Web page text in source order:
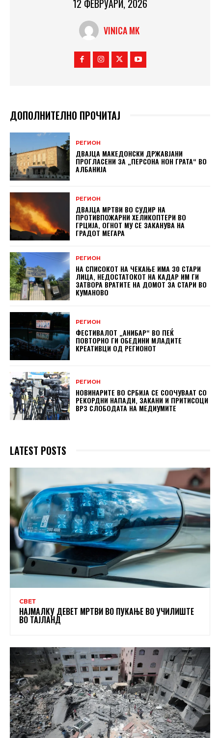
12 ФЕВРУАРИ, 2026
VINICA MK
ДОПОЛНИТЕЛНО ПРОЧИТАЈ
РЕГИОН
ДВАЈЦА МАКЕДОНСКИ ДРЖАВЈАНИ
ПРОГЛАСЕНИ ЗА „ПЕРСОНА НОН ГРАТА“ ВО
АЛБАНИЈА
РЕГИОН
ДВАЈЦА МРТВИ ВО СУДИР НА
ПРОТИВПОЖАРНИ ХЕЛИКОПТЕРИ ВО
ГРЦИЈА, ОГНОТ МУ СЕ ЗАКАНУВА НА
ГРАДОТ МЕГАРА
РЕГИОН
НА СПИСОКОТ НА ЧЕКАЊЕ ИМА 30 СТАРИ
ЛИЦА, НЕДОСТАТОКОТ НА КАДАР ИМ ГИ
ЗАТВОРА ВРАТИТЕ НА ДОМОТ ЗА СТАРИ ВО
КУМАНОВО
РЕГИОН
ФЕСТИВАЛОТ „АНИБАР“ ВО ПЕЌ
ПОВТОРНО ГИ ОБЕДИНИ МЛАДИТЕ
КРЕАТИВЦИ ОД РЕГИОНОТ
РЕГИОН
НОВИНАРИТЕ ВО СРБИЈА СЕ СООЧУВААТ СО
РЕКОРДНИ НАПАДИ, ЗАКАНИ И ПРИТИСОЦИ
ВРЗ СЛОБОДАТА НА МЕДИУМИТЕ
LATEST POSTS
СВЕТ
НАЈМАЛКУ ДЕВЕТ МРТВИ ВО ПУКАЊЕ ВО УЧИЛИШТЕ
ВО ТАЈЛАНД